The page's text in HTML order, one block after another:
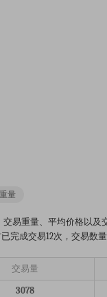
重量
交易重量、平均价格以
成交易12次，交易数量
交易量
3078